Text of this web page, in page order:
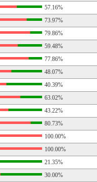
57.16%
73.97%
79.86%
59.48%
77.86%
48.07%
40.39%
63.02%
43.22%
80.73%
100.00%
100.00%
21.35%
30.00%